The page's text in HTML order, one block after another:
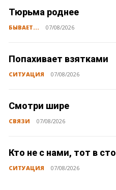
Тюрьма роднее
БЫВАЕТ... 07/08/2026
Попахивает взятками
СИТУАЦИЯ 07/08/2026
Смотри шире
СВЯЗИ 07/08/2026
Кто не с нами, тот в
СИТУАЦИЯ 07/08/2026